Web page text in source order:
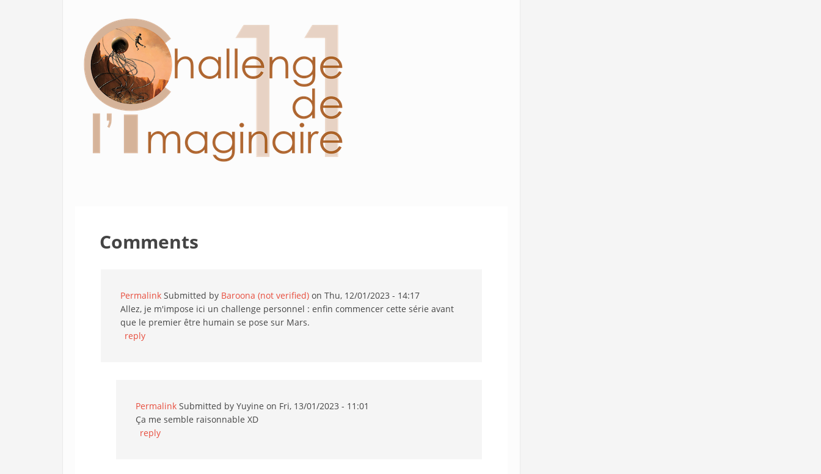
Comments
Permalink Submitted by Baroona (not verified) on Thu, 12/01/2023 - 14:17
Allez, je m'impose ici un challenge personnel : enfin commencer cette série avant
que le premier être humain se pose sur Mars.
reply
Permalink Submitted by Yuyine on Fri, 13/01/2023 - 11:01
Ça me semble raisonnable XD
reply